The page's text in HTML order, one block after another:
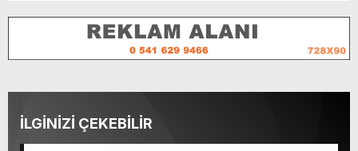
İLGİNİZİ ÇEKEBİLİR